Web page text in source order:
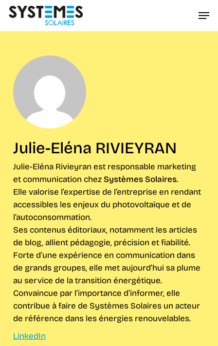
Passer
contenu
Julie-Eléna RIVIEYRAN
Julie-Eléna Rivieyran est responsable marketing
et communication chez Systèmes Solaires.
Elle valorise l’expertise de l’entreprise en rendant
accessibles les enjeux du photovoltaïque et de
l’autoconsommation.
Ses contenus éditoriaux, notamment les articles
de blog, allient pédagogie, précision et fiabilité.
Forte d’une expérience en communication dans
de grands groupes, elle met aujourd’hui sa plume
au service de la transition énergétique.
Convaincue par l’importance d’informer, elle
contribue à faire de Systèmes Solaires un acteur
de référence dans les énergies renouvelables.
LinkedIn